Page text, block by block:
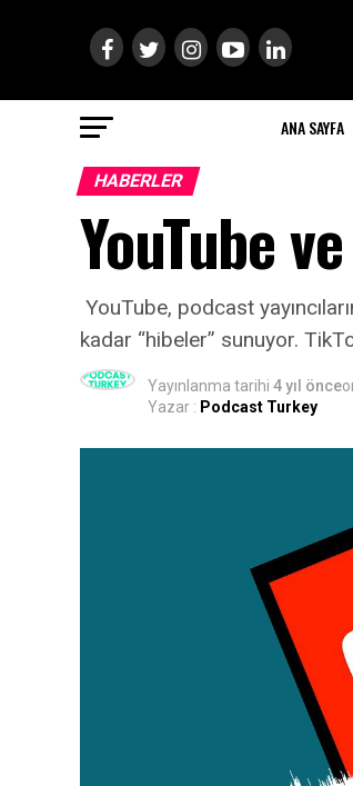
ANA SAYFA
HABERLER
YouTube
YouTube, podcast
kadar “hibeler” sunuyor.
Yayınlanma tarihi 4 yıl önce
Yazar : Podcast Turkey